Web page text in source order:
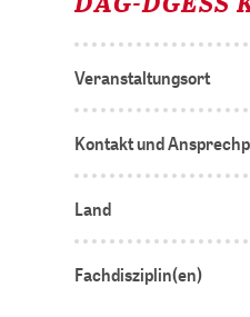
Veranstaltungsort
Kontakt und
Land
Fachdisziplin(en)